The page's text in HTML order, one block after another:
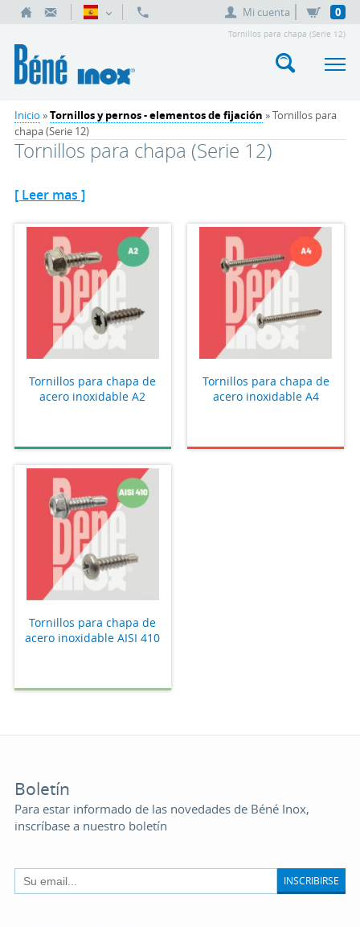
Mi cuenta 0
Tornillos para chapa (Serie 12)
Inicio »Tornillos y pernos - elementos de fijación » Tornillos para
chapa (Serie 12)
Tornillos para chapa (Serie 12)
[ Leer mas ]
Tornillos para chapa de
acero inoxidable A2
Tornillos para chapa de
acero inoxidable A4
Tornillos para chapa de
acero inoxidable AISI 410
Boletín
Para estar informado de las novedades de Béné Inox,
inscríbase a nuestro boletín
INSCRIBIRSE